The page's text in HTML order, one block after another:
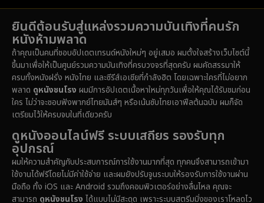
ยินดีต้อนรับสู่แหล่งรวมความบันเทิงที่คนรัก
หนังห้ามพลาด
ถ้าคุณเป็นคนที่ชอบอัปเดตเทรนด์หนังใหม่ๆ อยู่เสมอ ผมตั้งใจสร้างเว็บไซต์นี้
ขึ้นมาเพื่อให้เป็นศูนย์รวมความบันเทิงที่ครบวงจรที่สุดครับ ผมคัดสรรมาให้
ครบทั้งหนังฝรั่ง หนังไทย และซีรีส์เอเชียที่กำลังฮิต โดยเฉพาะใครที่ไม่อยาก
พลาด ดูหนังชนโรง ผมมีการอัปเดตเนื้อหาใหม่ทุกวันเพื่อให้คุณได้รับชมก่อน
ใคร ไม่ว่าจะชอบฟังพากย์ไทยมันส์ๆ หรือเน้นซับไทยเอาฟีลต้นฉบับ ผมก็จัด
เตรียมไว้ให้ครบจบในที่เดียวครับ
ดูหนังออนไลน์ฟรี ระบบเสถียร รองรับทุก
อุปกรณ์
ผมให้ความสำคัญกับประสบการณ์การใช้งานมากที่สุด ทุกคนจึงสามารถเข้ามา
ใช้งานได้ฟรีโดยไม่มีค่าใช้จ่าย และผมยังปรับจูนระบบให้รองรับการใช้งานผ่าน
มือถือ ทั้ง iOS และ Android รวมถึงคอมพิวเตอร์อย่างลื่นไหล คุณจะ
สามารถ ดูหนังชนโรง ได้แบบไม่มีสะดุด เพราะระบบสตรีมมิ่งของเราโหลดไว